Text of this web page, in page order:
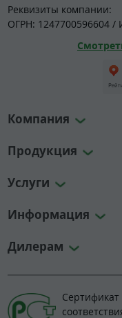
Реквизиты компании:
ОГРН: 1247700596604 /
Компания
Продукция
Услуги
Информация
Дилерам
Сертификат